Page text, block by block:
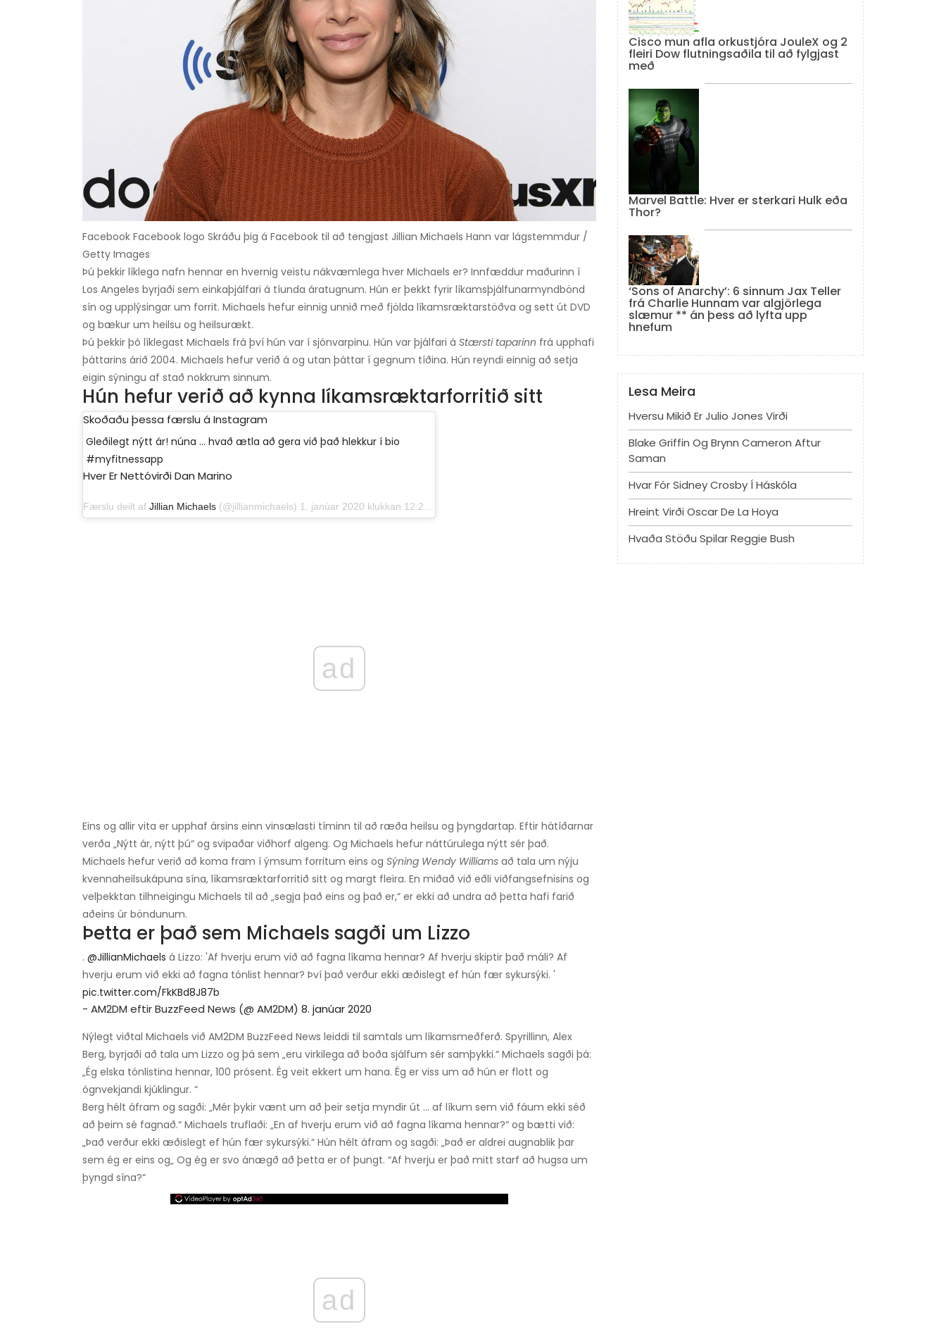
Facebook Facebook logo Skráðu þig á Facebook til að tengjast Jillian Michaels Hann var lágstemmdur /
Getty Images
Þú þekkir líklega nafn hennar en hvernig veistu nákvæmlega hver Michaels er? Innfæddur maðurinn í
Los Angeles byrjaði sem einkaþjálfari á tíunda áratugnum. Hún er þekkt fyrir líkamsþjálfunarmyndbönd
sín og upplýsingar um forrit. Michaels hefur einnig unnið með fjölda líkamsræktarstöðva og sett út DVD
og bækur um heilsu og heilsurækt.
Þú þekkir þó líklegast Michaels frá því hún var í sjónvarpinu. Hún var þjálfari á Stærsti taparinn frá upphafi
þáttarins árið 2004. Michaels hefur verið á og utan þáttar í gegnum tíðina. Hún reyndi einnig að setja
eigin sýningu af stað nokkrum sinnum.
Hún hefur verið að kynna líkamsræktarforritið sitt
Skoðaðu þessa færslu á Instagram
Gleðilegt nýtt ár! núna ... hvað ætla að gera við það hlekkur í bio
#myfitnessapp
Hver Er Nettóvirði Dan Marino
Færslu deilt af Jillian Michaels (@jillianmichaels) 1. janúar 2020 klukkan 12:26 PST
ad
Eins og allir vita er upphaf ársins einn vinsælasti tíminn til að ræða heilsu og þyngdartap. Eftir hátíðarnar
verða „Nýtt ár, nýtt þú“ og svipaðar viðhorf algeng. Og Michaels hefur náttúrulega nýtt sér það.
Michaels hefur verið að koma fram í ýmsum forritum eins og Sýning Wendy Williams að tala um nýju
kvennaheilsukápuna sína, líkamsræktarforritið sitt og margt fleira. En miðað við eðli viðfangsefnisins og
velþekktan tilhneigingu Michaels til að „segja það eins og það er,“ er ekki að undra að þetta hafi farið
aðeins úr böndunum.
Þetta er það sem Michaels sagði um Lizzo
. @JillianMichaels á Lizzo: 'Af hverju erum við að fagna líkama hennar? Af hverju skiptir það máli? Af
hverju erum við ekki að fagna tónlist hennar? Því það verður ekki æðislegt ef hún fær sykursýki. '
pic.twitter.com/FkKBd8J87b
- AM2DM eftir BuzzFeed News (@ AM2DM) 8. janúar 2020
Nýlegt viðtal Michaels við AM2DM BuzzFeed News leiddi til samtals um líkamsmeðferð. Spyrillinn, Alex
Berg, byrjaði að tala um Lizzo og þá sem „eru virkilega að boða sjálfum sér samþykki.“ Michaels sagði þá:
„Ég elska tónlistina hennar, 100 prósent. Ég veit ekkert um hana. Ég er viss um að hún er flott og
ógnvekjandi kjúklingur. “
Berg hélt áfram og sagði: „Mér þykir vænt um að þeir setja myndir út ... af líkum sem við fáum ekki séð
að þeim sé fagnað.“ Michaels truflaði: „En af hverju erum við að fagna líkama hennar?“ og bætti við:
„Það verður ekki æðislegt ef hún fær sykursýki.“ Hún hélt áfram og sagði: „Það er aldrei augnablik þar
sem ég er eins og„ Og ég er svo ánægð að þetta er of þungt. “Af hverju er það mitt starf að hugsa um
þyngd sína?“
ad
Cisco mun afla orkustjóra JouleX og 2
fleiri Dow flutningsaðila til að fylgjast
með
Marvel Battle: Hver er sterkari Hulk eða
Thor?
‘Sons of Anarchy’: 6 sinnum Jax Teller
frá Charlie Hunnam var algjörlega
slæmur ** án þess að lyfta upp
hnefum
Lesa Meira
Hversu Mikið Er Julio Jones Virði
Blake Griffin Og Brynn Cameron Aftur
Saman
Hvar Fór Sidney Crosby Í Háskóla
Hreint Virði Oscar De La Hoya
Hvaða Stöðu Spilar Reggie Bush